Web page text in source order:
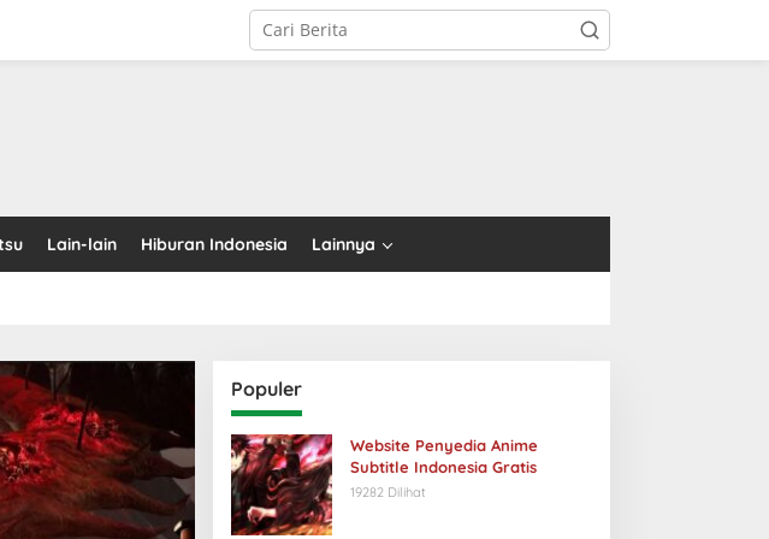
Lain-lain Hiburan Indonesia Lainnya
Populer
Website Penyedia Anime
Subtitle Indonesia Gratis
19282 Dilihat